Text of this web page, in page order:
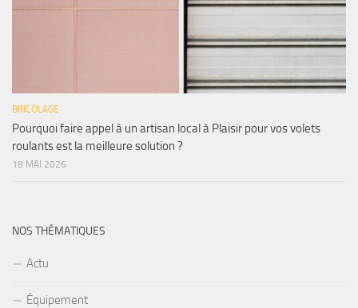
BRICOLAGE
Pourquoi faire appel à un artisan local à Plaisir pour vos volets
roulants est la meilleure solution ?
18 MAI 2026
NOS THÉMATIQUES
Actu
Équipement